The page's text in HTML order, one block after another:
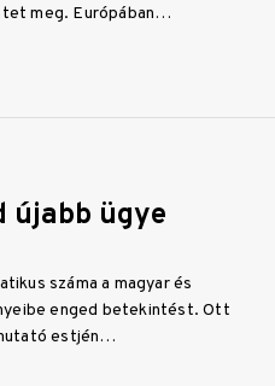
meg. Európában…
újabb ügye
száma a magyar és
enged betekintést. Ott
estjén…